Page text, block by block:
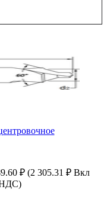
₽ (2 305.31 ₽Вкл